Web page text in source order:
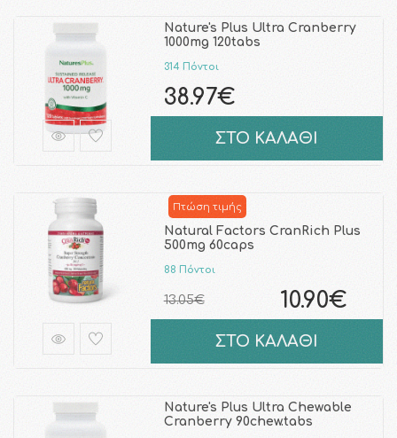
Nature's Plus Ultra Cranberry
1000mg 120tabs
314 Πόντοι
38.97€
ΣΤΟ ΚΑΛΑΘΙ
Πτώση τιμής
Natural Factors CranRich Plus
500mg 60caps
88 Πόντοι
13.05€ 10.90€
ΣΤΟ ΚΑΛΑΘΙ
Nature's Plus Ultra Chewable
Cranberry 90chew.tabs